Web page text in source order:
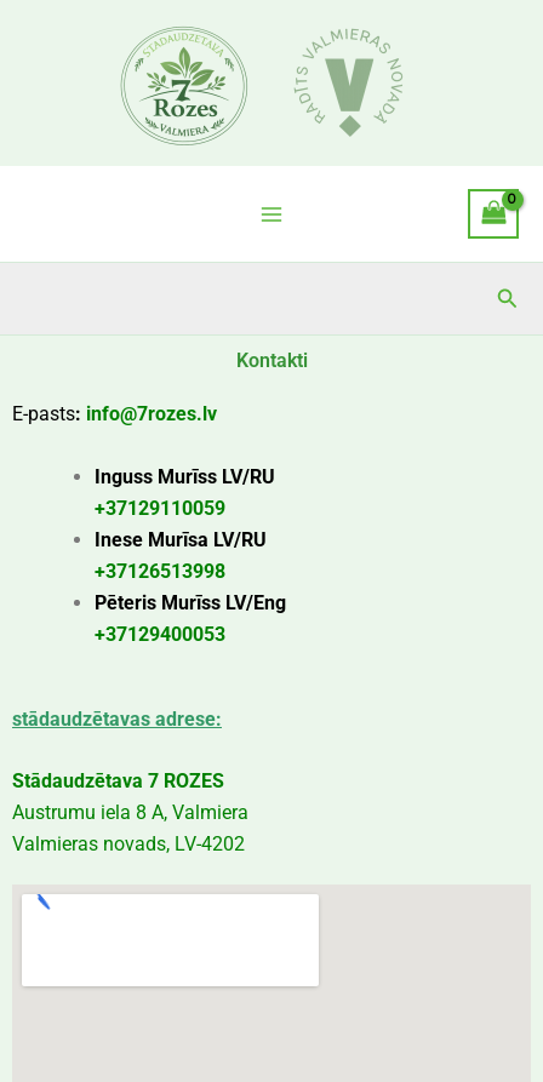
Kontakti
E-pasts: info@7rozes.lv
Inguss Murīss LV/RU
+37129110059
Inese Murīsa LV/RU
+37126513998
Pēteris Murīss LV/Eng
+37129400053
stādaudzētavas adrese:
Stādaudzētava 7 ROZES
Austrumu iela 8 A, Valmiera
Valmieras novads, LV-4202